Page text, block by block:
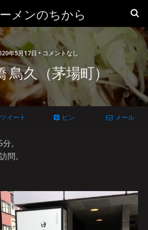
メンのちから
年5月17日 • コメントなし
鳥久（茅場町）
ツイート ピン メール
。
問。